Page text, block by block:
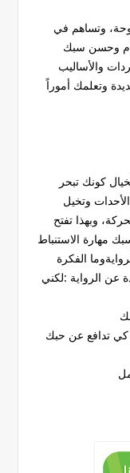
وتساهم في
وحسن سبك
والأساليب
وتعلمك أموراً
كونك تبحر
وتخيل
وبهذا تفتح
مهارة الاستنباط
الفكرة
عن الرواية :لكني
تدافع عن حبك